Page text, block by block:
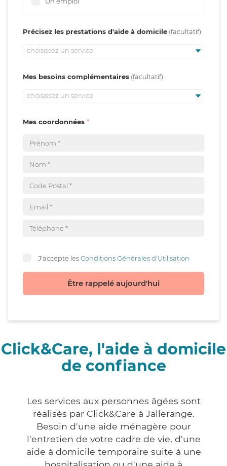
Précisez les prestations d'aide à domicile
choisissez un service
Mes besoins complémentaires
choisissez un service
Mes coordonnées
J'accepte lesConditions Générales d'Utilisation
Être rappelé aujourd'hui
Click&Care, l'aide à domicile
de confiance
Les services aux personnes âgées sont
réalisés par Click&Care à Jallerange.
Besoin d'une aide ménagère pour
l'entretien de votre cadre de vie, d'une
aide à domicile temporaire suite à une